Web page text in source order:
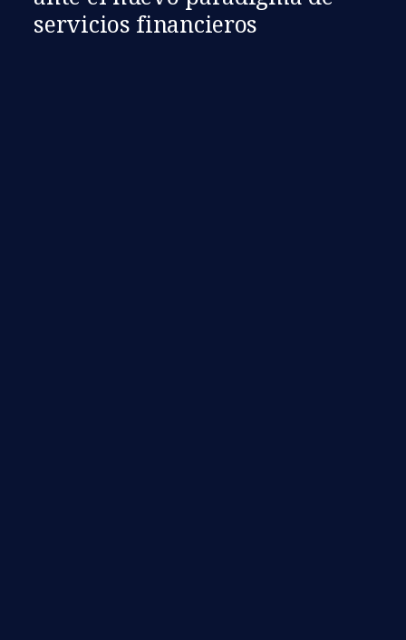
servicios financieros